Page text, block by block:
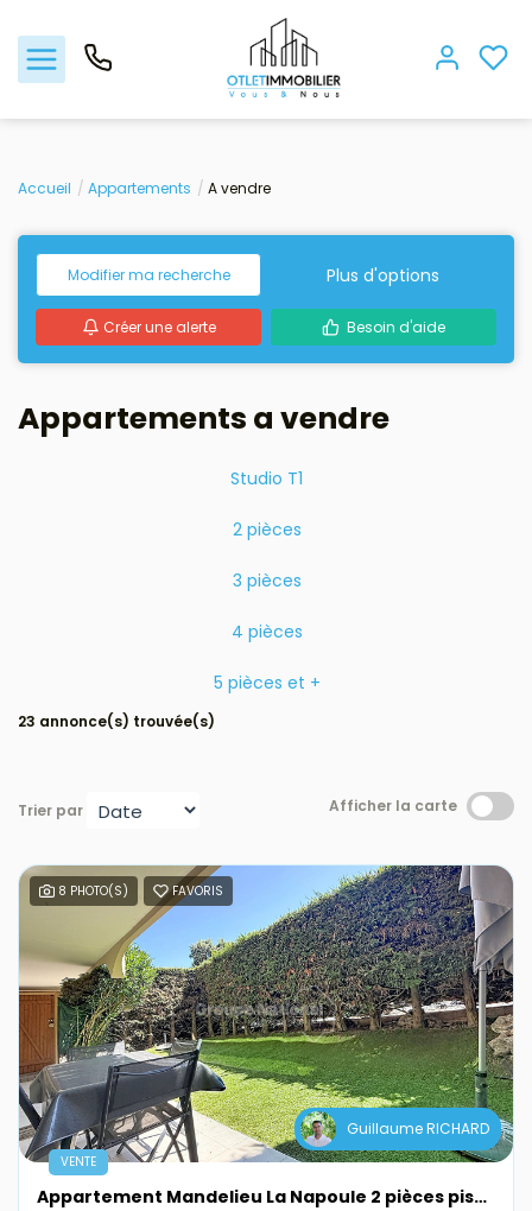
Acheter
Louer
Gestion locative
Nos biens vendus
Accueil Appartements A vendre
Modifier ma recherche Plus d'options
Créer une alerte Besoin d'aide
Appartements a vendre
Studio T1
2 pièces
3 pièces
4 pièces
5 pièces et +
23 annonce(s) trouvée(s)
Trier par Afficher la carte
8 PHOTO(S) FAVORIS
Guillaume RICHARD
VENTE
Appartement Mandelieu La Napoule 2 pièces piscine et parking